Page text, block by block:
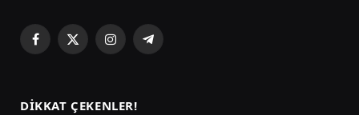
Facebook
X
InstagramTelegram
DIKKAT ÇEKENLER!